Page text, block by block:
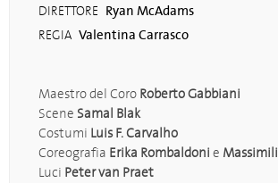
DIRETTORE Ryan McAdams
REGIA Valentina Carrasco
Maestro del Coro Roberto Gabbiani
Scene Samal Blak
Costumi Luis F. Carvalho
Coreografia Erika Rombaldoni e
Luci Peter van Praet